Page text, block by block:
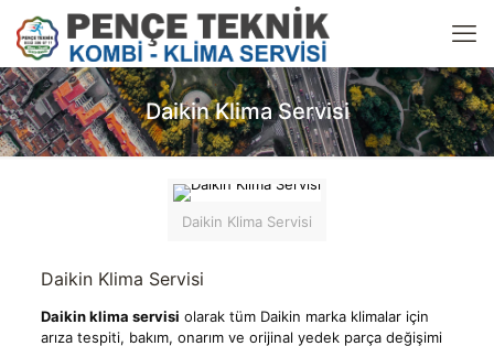
Daikin Klima Servisi
Daikin Klima Servisi
Daikin Klima Servisi
Daikin klima servisi olarak tüm Daikin marka klimalar için
arıza tespiti, bakım, onarım ve orijinal yedek parça değişimi